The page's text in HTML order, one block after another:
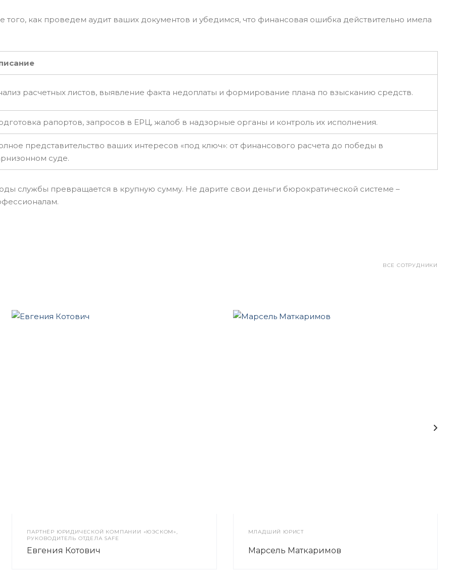
как проведем аудит ваших документов и убедимся, что финансовая ошибка действительно имела
расчетных листов, выявление факта недоплаты и формирование плана по взысканию средств.
рапортов, запросов в ЕРЦ, жалоб в надзорные органы и контроль их исполнения.
представительство ваших интересов «под ключ»: от финансового расчета до победы в
суде.
службы превращается в крупную сумму. Не дарите свои деньги бюрократической системе –
ВСЕ СОТРУДНИКИ
ПАРТНЁР ЮРИДИЧЕСКОЙ КОМПАНИИ «ЮЭСКОМ»,
РУКОВОДИТЕЛЬ ОТДЕЛА SAFE
Евгения Котович
МЛАДШИЙ ЮРИСТ
Марсель Маткаримов